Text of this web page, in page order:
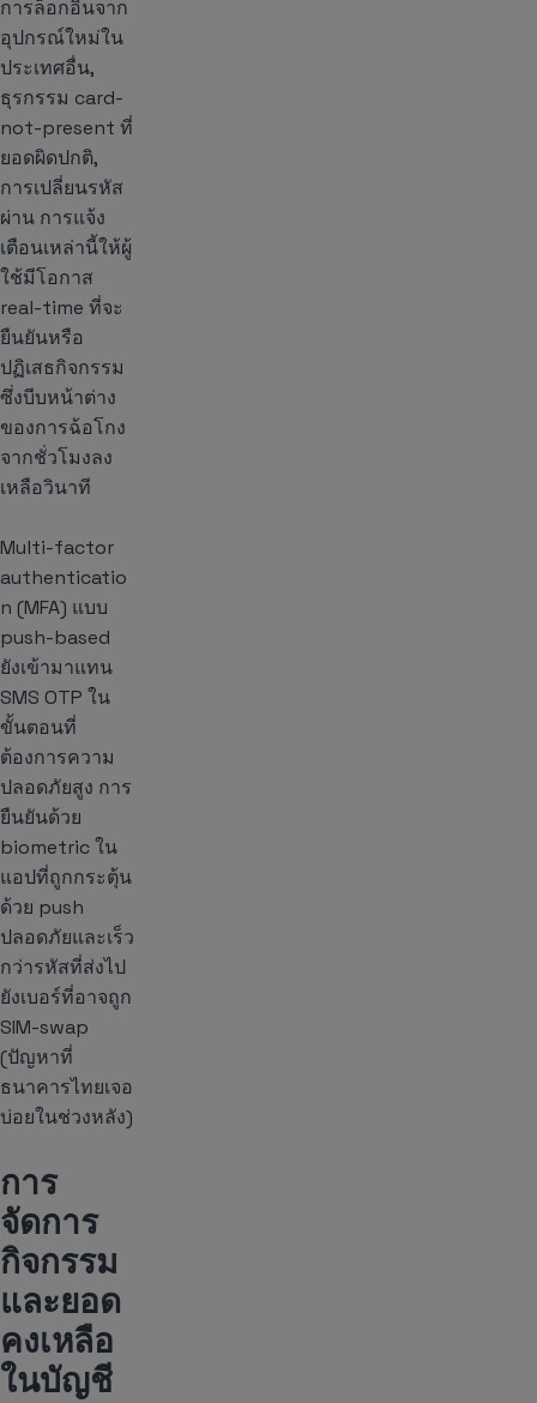
การล็อกอินจาก
อุปกรณ์ใหม่ใน
ประเทศอื่น,
ธุรกรรม card-
not-present ที่
ยอดผิดปกติ,
การเปลี่ยนรหัส
ผ่าน การแจ้ง
เตือนเหล่านี้ให้ผู้
ใช้มีโอกาส
real-time ที่จะ
ยืนยันหรือ
ปฏิเสธกิจกรรม
ซึ่งบีบหน้าต่าง
ของการฉ้อโกง
จากชั่วโมงลง
เหลือวินาที
Multi-factor
authenticatio
n (MFA) แบบ
push-based
ยังเข้ามาแทน
SMS OTP ใน
ขั้นตอนที่
ต้องการความ
ปลอดภัยสูง การ
ยืนยันด้วย
biometric ใน
แอปที่ถูกกระตุ้น
ด้วย push
ปลอดภัยและเร็ว
กว่ารหัสที่ส่งไป
ยังเบอร์ที่อาจถูก
SIM-swap
(ปัญหาที่
ธนาคารไทยเจอ
บ่อยในช่วงหลัง)
การ
จัดการ
กิจกรรม
และยอด
คงเหลือ
ในบัญชี